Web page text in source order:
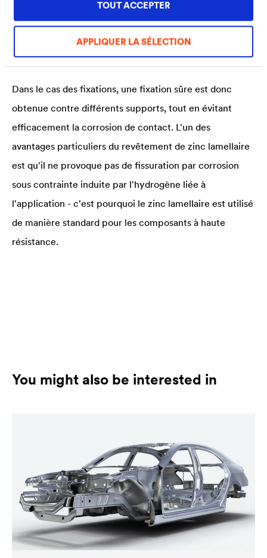
TOUT ACCEPTER
APPLIQUER LA SÉLECTION
couche de finition organique ou inorganique. Nos
systèmes spécialement développés permettent
corrosion avec des couches relativement très fines.
Dans le cas des fixations, une fixation sûre est donc
obtenue contre différents supports, tout en évitant
efficacement la corrosion de contact. L'un des
avantages particuliers du revêtement de zinc lamellaire
est qu'il ne provoque pas de fissuration par corrosion
sous contrainte induite par l'hydrogène liée à
l'application - c'est pourquoi le zinc lamellaire est utilisé
de manière standard pour les composants à haute
résistance.
You might also be interested in